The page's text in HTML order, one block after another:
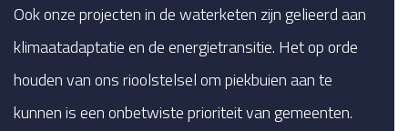
Ook onze projecten in de waterketen zijn gelieerd aan
klimaatadaptatie en de energietransitie. Het op orde
houden van ons rioolstelsel om piekbuien aan te
kunnen is een onbetwiste prioriteit van gemeenten.